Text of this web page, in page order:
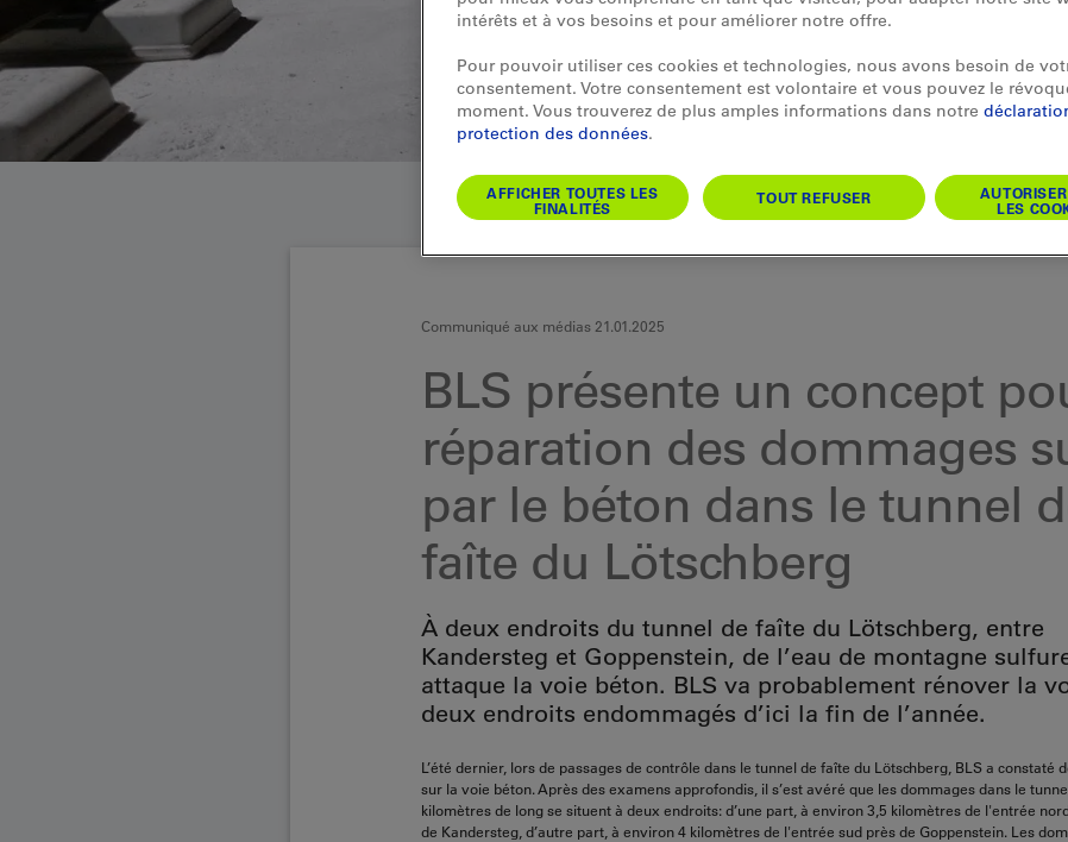
Communiqué aux médias 21.01.2025
BLS présente un concept
réparation des dommages
par le béton dans le tunnel
faîte du Lötschberg
À deux endroits du tunnel de faîte du Lötschberg, entre
Kandersteg et Goppenstein, de l’eau de montagne
attaque la voie béton. BLS va probablement rénover la
deux endroits endommagés d’ici la fin de l’année.
L’été dernier, lors de passages de contrôle dans le tunnel de faîte du Lötschberg, BLS a constaté
sur la voie béton. Après des examens approfondis, il s’est avéré que les dommages dans le
kilomètres de long se situent à deux endroits: d’une part, à environ 3,5 kilomètres de l'entrée
de Kandersteg, d’autre part, à environ 4 kilomètres de l'entrée sud près de Goppenstein. Les
intérêts et à vos besoins et pour améliorer notre offre.
Pour pouvoir utiliser ces cookies et technologies, nous avons besoin de
consentement. Votre consentement est volontaire et vous pouvez le
moment. Vous trouverez de plus amples informations dans notre
protection des données.
AFFICHER TOUTES LES
FINALITÉS
TOUT REFUSER
LES